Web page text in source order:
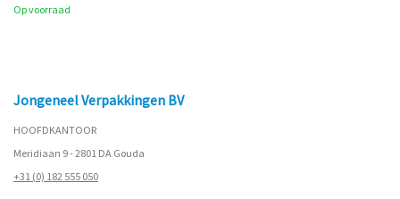
Op voorraad
Jongeneel Verpakkingen BV
HOOFDKANTOOR
Meridiaan 9 - 2801 DA Gouda
+31 (0) 182 555 050